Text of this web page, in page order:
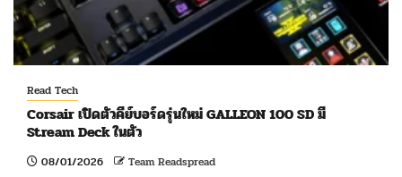
Read Tech
Corsair เปิดตัวคีย์บอร์ดรุ่นใหม่ GALLEON 100 SD มี
Stream Deck ในตัว
08/01/2026 Team Readspread